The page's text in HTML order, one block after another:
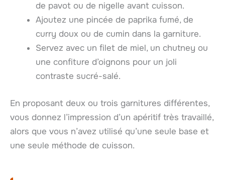
de pavot ou de nigelle avant cuisson.
Ajoutez une pincée de paprika fumé, de
curry doux ou de cumin dans la garniture.
Servez avec un filet de miel, un chutney ou
une confiture d’oignons pour un joli
contraste sucré-salé.
En proposant deux ou trois garnitures différentes,
vous donnez l’impression d’un apéritif très travaillé,
alors que vous n’avez utilisé qu’une seule base et
une seule méthode de cuisson.